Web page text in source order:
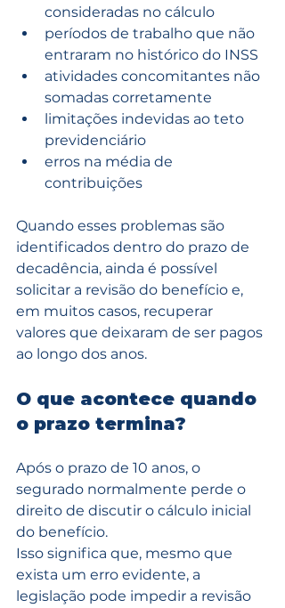
consideradas no cálculo
períodos de trabalho que não
entraram no histórico do INSS
atividades concomitantes não
somadas corretamente
limitações indevidas ao teto
previdenciário
erros na média de
contribuições
Quando esses problemas são
identificados dentro do prazo de
decadência, ainda é possível
solicitar a revisão do benefício e,
em muitos casos, recuperar
valores que deixaram de ser pagos
ao longo dos anos.
O que acontece quando
o prazo termina?
Após o prazo de 10 anos, o
segurado normalmente perde o
direito de discutir o cálculo inicial
do benefício.
Isso significa que, mesmo que
exista um erro evidente, a
legislação pode impedir a revisão